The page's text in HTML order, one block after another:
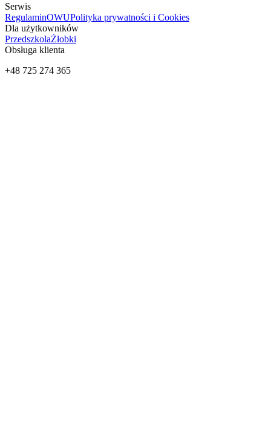
Serwis
RegulaminOWUPolityka prywatności i Cookies
Dla użytkowników
PrzedszkolaŻłobki
Obsługa klienta
+48 725 274 365